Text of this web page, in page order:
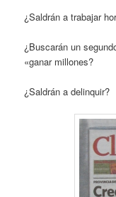
¿Saldrán a trabajar
¿Buscarán un
«ganar millones?
¿Saldrán a delinquir?